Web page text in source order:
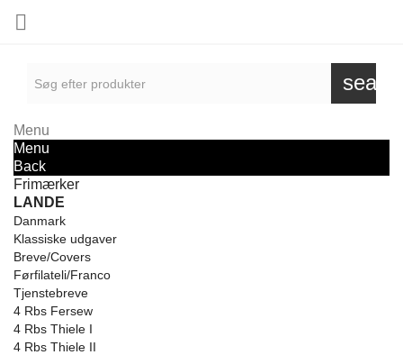

Menu
Menu
Back
Frimærker
LANDE
Danmark
Klassiske udgaver
Breve/Covers
Førfilateli/Franco
Tjenstebreve
4 Rbs Fersew
4 Rbs Thiele I
4 Rbs Thiele II